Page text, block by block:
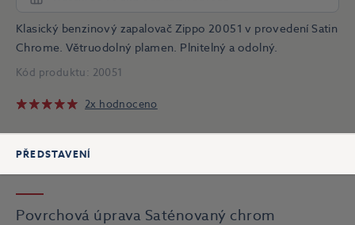
2x hodnoceno
Klasický benzinový zapalovač Zippo 20051 v provedení Satin
Chrome. Větruodolný plamen. Plnitelný a odolný.
Kód produktu: 20051
PŘEDSTAVENÍ
Povrchová úprava Saténovaný chrom